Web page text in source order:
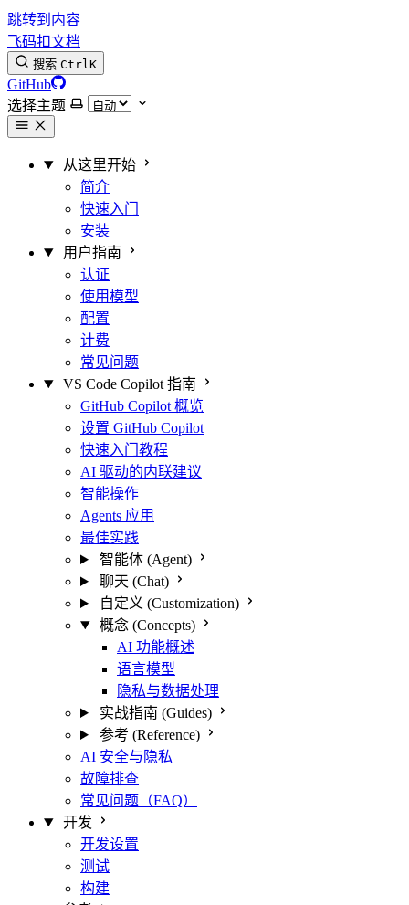
跳转到内容
飞码扣文档
搜索 CtrlK
GitHub
选择主题
从这里开始
简介
快速入门
安装
用户指南
认证
使用模型
配置
计费
常见问题
VS Code Copilot 指南
GitHub Copilot 概览
设置 GitHub Copilot
快速入门教程
AI 驱动的内联建议
智能操作
Agents 应用
最佳实践
智能体 (Agent)
聊天 (Chat)
自定义 (Customization)
概念 (Concepts)
AI 功能概述
语言模型
隐私与数据处理
实战指南 (Guides)
参考 (Reference)
AI 安全与隐私
故障排查
常见问题（FAQ）
开发
开发设置
测试
构建